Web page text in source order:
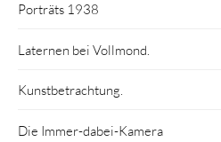
Porträts 1938
Laternen bei Vollmond.
Kunstbetrachtung.
Die Immer-dabei-Kamera